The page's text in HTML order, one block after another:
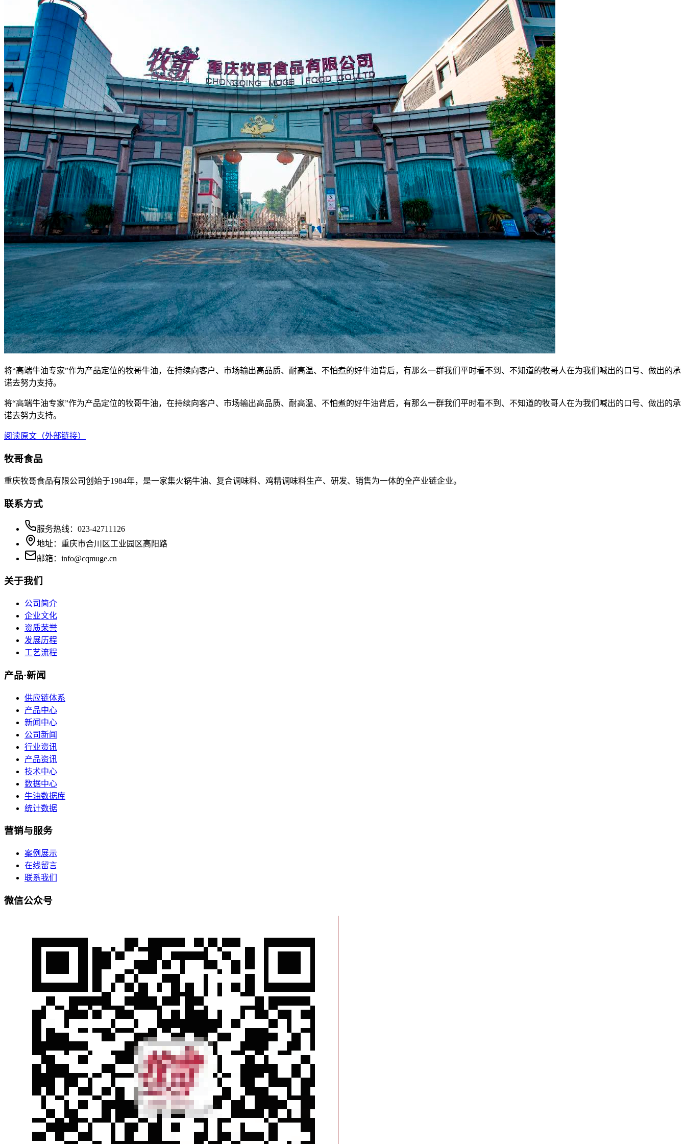
将“高端牛油专家”作为产品定位的牧哥牛油，在持续向客户、市场输出高品质、耐高温、不怕煮的好牛油背后，有那么一群我们平时看不到、不知道的牧哥人在为我们喊出的口号、做出的承
诺去努力支持。
将“高端牛油专家”作为产品定位的牧哥牛油，在持续向客户、市场输出高品质、耐高温、不怕煮的好牛油背后，有那么一群我们平时看不到、不知道的牧哥人在为我们喊出的口号、做出的承
诺去努力支持。
阅读原文（外部链接）
牧哥食品
重庆牧哥食品有限公司创始于1984年，是一家集火锅牛油、复合调味料、鸡精调味料生产、研发、销售为一体的全产业链企业。
联系方式
服务热线：023-42711126
地址：重庆市合川区工业园区高阳路
邮箱：info@cqmuge.cn
关于我们
公司简介
企业文化
资质荣誉
发展历程
工艺流程
产品·新闻
供应链体系
产品中心
新闻中心
公司新闻
行业资讯
产品资讯
技术中心
数据中心
牛油数据库
统计数据
营销与服务
案例展示
在线留言
联系我们
微信公众号